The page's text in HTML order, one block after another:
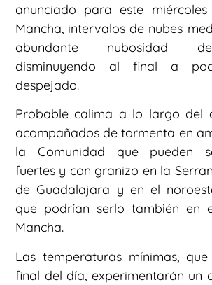
anunciado para este
Mancha, intervalos de nubes
abundante nubosidad
disminuyendo al final a
despejado.
Probable calima a lo largo del
acompañados de tormenta en
la Comunidad que pueden
fuertes y con granizo en la
de Guadalajara y en el
que podrían serlo también en
Mancha.
Las temperaturas mínimas,
final del día, experimentarán un